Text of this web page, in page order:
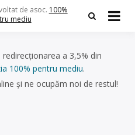
de asoc. 100%
mediu
a 3,5% din
100% pentru mediu.
și ne ocupăm noi de restul!